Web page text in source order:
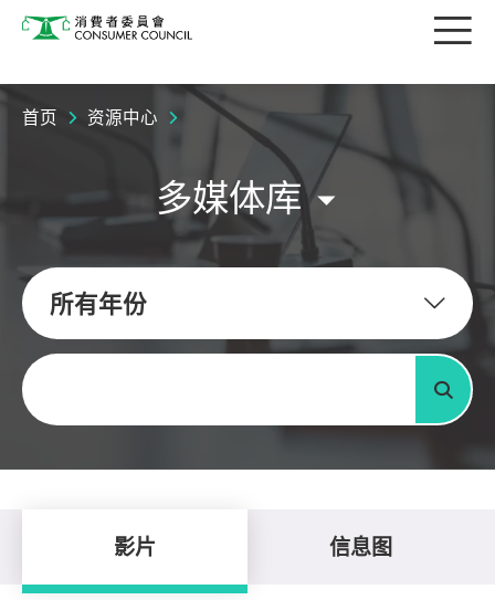
消费者委员会 目
首页 资源中心
多媒体库
所有年份
关键字
搜寻
影片 信息图